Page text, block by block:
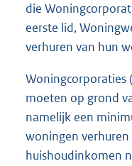
die
eerste lid,
verhuren van hun
Woningcorporaties
moeten op grond
namelijk een
woningen
huishoudinkomen